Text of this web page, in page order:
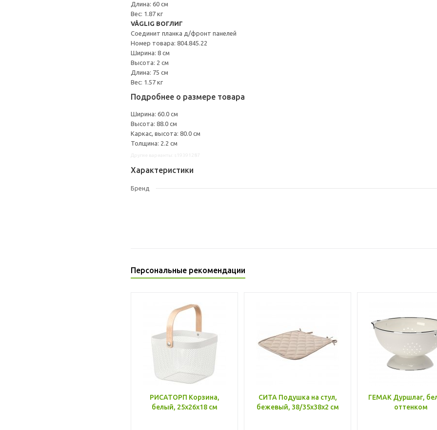
Длина: 60 см
Вес: 1.87 кг
VÅGLIG ВОГЛИГ
Соединит планка д/фронт панелей
Номер товара: 804.845.22
Ширина: 8 см
Высота: 2 см
Длина: 75 см
Вес: 1.57 кг
Подробнее о размере товара
Ширина: 60.0 см
Высота: 88.0 см
Каркас, высота: 80.0 см
Толщина: 2.2 см
Характеристики
Бренд
Персональные рекомендации
РИСАТОРП Корзина,
белый, 25x26x18 см
СИТА Подушка на стул,
бежевый, 38/35x38x2 см
ГЕМАК Дуршлаг,
оттенком